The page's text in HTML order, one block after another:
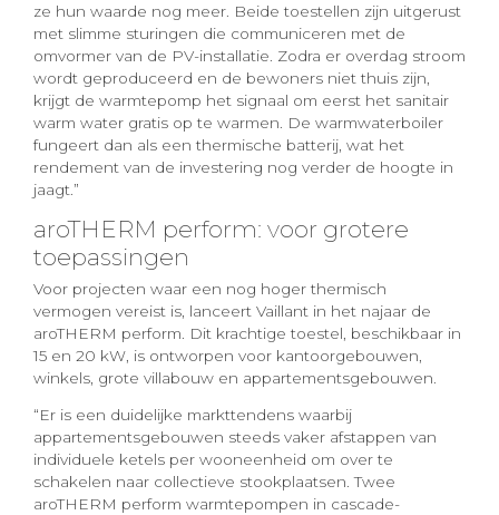
ze hun waarde nog meer. Beide toestellen zijn uitgerust
met slimme sturingen die communiceren met de
omvormer van de PV-installatie. Zodra er overdag stroom
wordt geproduceerd en de bewoners niet thuis zijn,
krijgt de warmtepomp het signaal om eerst het sanitair
warm water gratis op te warmen. De warmwaterboiler
fungeert dan als een thermische batterij, wat het
rendement van de investering nog verder de hoogte in
jaagt.”
aroTHERM perform: voor grotere
toepassingen
Voor projecten waar een nog hoger thermisch
vermogen vereist is, lanceert Vaillant in het najaar de
aroTHERM perform. Dit krachtige toestel, beschikbaar in
15 en 20 kW, is ontworpen voor kantoorgebouwen,
winkels, grote villabouw en appartementsgebouwen.
“Er is een duidelijke markttendens waarbij
appartementsgebouwen steeds vaker afstappen van
individuele ketels per wooneenheid om over te
schakelen naar collectieve stookplaatsen. Twee
aroTHERM perform warmtepompen in cascade-